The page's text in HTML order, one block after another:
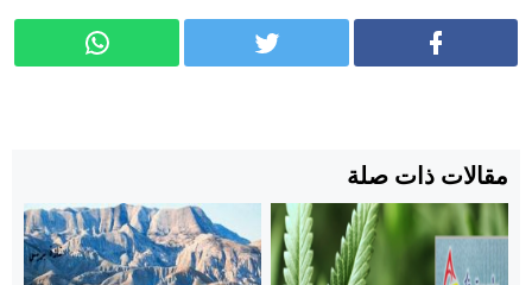
مقالات ذات صلة